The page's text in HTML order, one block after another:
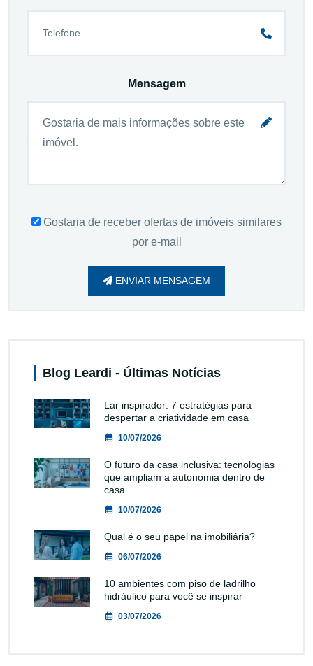
Mensagem
Gostaria de receber ofertas de imóveis similares
por e-mail
ENVIAR MENSAGEM
Blog Leardi - Últimas Notícias
Lar inspirador: 7 estratégias para
despertar a criatividade em casa
10/07/2026
O futuro da casa inclusiva: tecnologias
que ampliam a autonomia dentro de
casa
10/07/2026
Qual é o seu papel na imobiliária?
06/07/2026
10 ambientes com piso de ladrilho
hidráulico para você se inspirar
03/07/2026